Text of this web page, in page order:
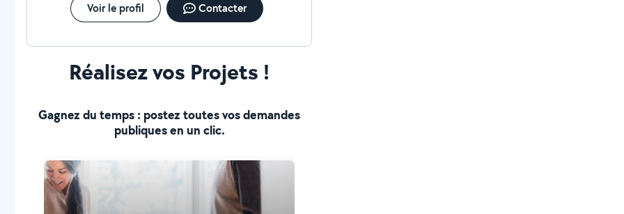
Voir le profil Contacter
Réalisez vos Projets !
Gagnez du temps : postez toutes vos demandes
publiques en un clic.